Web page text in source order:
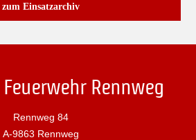
zum Einsatzarchiv
Rennweg
Rennweg 84
A-9863 Rennweg